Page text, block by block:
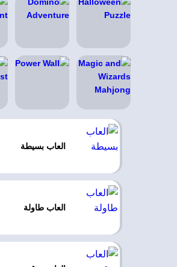
العاب بسيطة
العاب طاولة